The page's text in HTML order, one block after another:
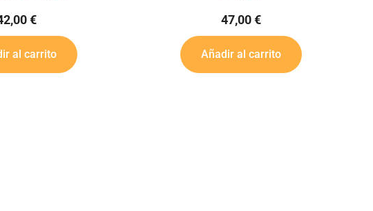
€
al carrito
70,00€
Añadir al carrito